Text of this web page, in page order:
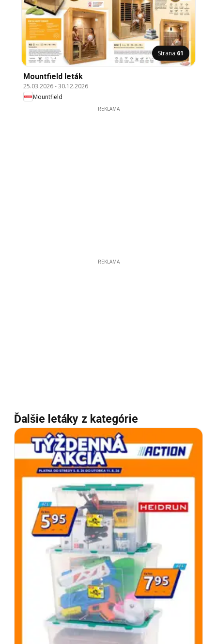
Strana 61
Mountfield leták
25.03.2026-30.12.2026
Mountfield
REKLAMA
REKLAMA
Ďalšie letáky z kategórie